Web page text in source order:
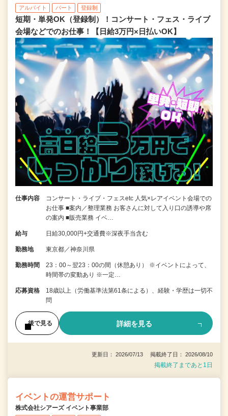
アルバイト パート 登録制
短期・単発OK（登録制）！コンサート・フェス・ライブ
会場などでのお仕事！【日給3万円×日払いOK】
仕事内容
コンサート・ライブ・フェスetc 人気×レアイベント会場での
お仕事 ■案内／整理業務 お客さんに対して入り口の誘導や席
の案内 ■販売業務 イベ…
給与 日給30,000円+交通費※深夜手当含む
勤務地 東京都／神奈川県
勤務時間
23：00～翌23：00の間（休憩あり） ※イベントによって、
時間帯の変動あり ※一定…
応募資格
18歳以上（労働基準法第61条による）、経験・学歴は一切不
問
後で見る 詳細を見る
更新日： 2026/07/13 掲載終了日： 2026/08/10
掲載終了まであと1日
イベントの運営サポート
株式会社シアーズ イベント事業部